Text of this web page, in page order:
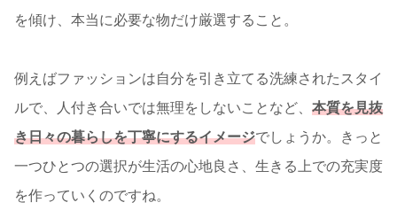
を傾け、本当に必要な物だけ厳選すること。
例えばファッションは自分を引き立てる洗練されたスタイ
ルで、人付き合いでは無理をしないことなど、 本質を見抜
き日々の暮らしを丁寧にするイメージでしょうか。きっと
一つひとつの選択が生活の心地良さ、生きる上での充実度
を作っていくのですね。